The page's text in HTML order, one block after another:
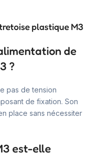
plastique M3
de
?
pas de tension
de fixation. Son
place sans nécessiter
est-elle